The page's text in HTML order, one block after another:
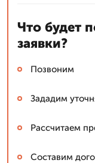
Что будет
заявки?
Позвоним
Зададим
Рассчитаем
Составим